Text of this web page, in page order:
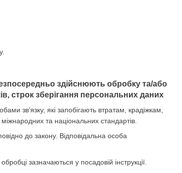
здійснюють обробку та/або
строк зберігання персональних даних
зв’язку, які запобігають втратам, крадіжкам,
та національних стандартів.
до закону. Відповідальна особа
зазначаються у посадовій інструкції.